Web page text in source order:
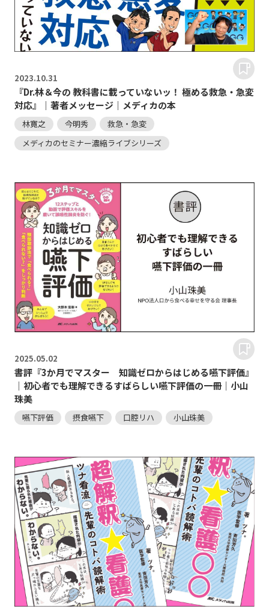
2023.10.31
『Dr.林＆今の 教科書に載っていないッ！ 極める救急・急変
対応』｜著者メッセージ｜メディカの本
林寛之 今明秀
救急・急変
メディカのセミナー濃縮ライブシリーズ
2025.05.02
書評『3か月でマスター 知識ゼロからはじめる嚥下評価』
｜初心者でも理解できるすばらしい嚥下評価の一冊｜小山
珠美
嚥下評価 摂食嚥下 口腔リハ 小山珠美